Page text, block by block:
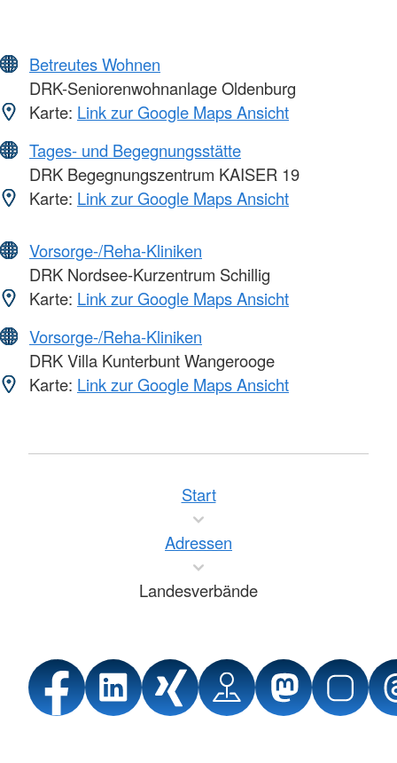
Betreutes Wohnen
DRK-Seniorenwohnanlage Oldenburg
Karte: Link zur Google Maps Ansicht
Tages- und Begegnungsstätte
DRK Begegnungszentrum KAISER 19
Karte: Link zur Google Maps Ansicht
Vorsorge-/Reha-Kliniken
DRK Nordsee-Kurzentrum Schillig
Karte: Link zur Google Maps Ansicht
Vorsorge-/Reha-Kliniken
DRK Villa Kunterbunt Wangerooge
Karte: Link zur Google Maps Ansicht
Start
Adressen
Landesverbände